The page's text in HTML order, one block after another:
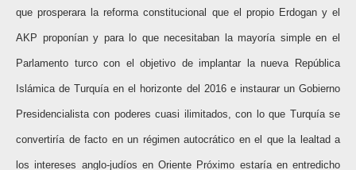
que prosperara la reforma constitucional que el propio Erdogan y el
AKP proponían y para lo que necesitaban la mayoría simple en el
Parlamento turco con el objetivo de implantar la nueva República
Islámica de Turquía en el horizonte del 2016 e instaurar un Gobierno
Presidencialista con poderes cuasi ilimitados, con lo que Turquía se
convertiría de facto en un régimen autocrático en el que la lealtad a
los intereses anglo-judíos en Oriente Próximo estaría en entredicho